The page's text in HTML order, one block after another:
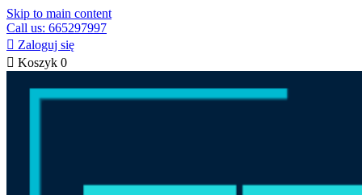
Skip to main content
Call us: 665297997
 Zaloguj się
 Koszyk 0